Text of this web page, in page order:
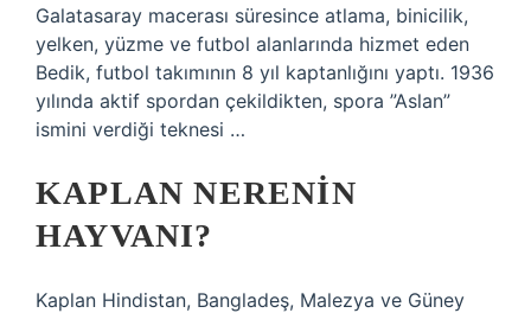
Galatasaray macerası süresince atlama, binicilik,
yelken, yüzme ve futbol alanlarında hizmet eden
Bedik, futbol takımının 8 yıl kaptanlığını yaptı. 1936
yılında aktif spordan çekildikten, spora ”Aslan”
ismini verdiği teknesi …
KAPLAN NERENIN
HAYVANI?
Kaplan Hindistan, Bangladeş, Malezya ve Güney